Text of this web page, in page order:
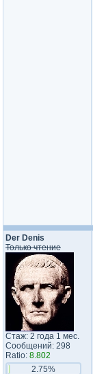
Der Denis
Только чтение
Стаж: 2 года 1 мес.
Сообщений: 298
Ratio: 8.802
2.75%